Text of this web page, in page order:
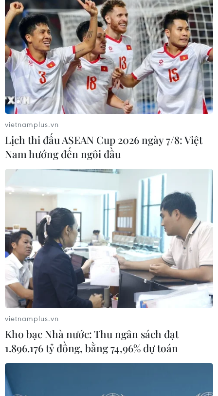
vietnamplus.vn
Lịch thi đấu ASEAN Cup 2026 ngày 7/8: Việt
Nam hướng đến ngôi đầu
vietnamplus.vn
Kho bạc Nhà nước: Thu ngân sách đạt
1.896.176 tỷ đồng, bằng 74,96% dự toán